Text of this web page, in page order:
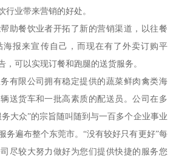
行业带来营销的好处。
助餐饮业者开拓了新的营销渠道，以往餐
海报来宣传自己，而现在有了外卖订购平
，可以实现订餐和跑腿的送货服务。
有限公司拥有稳定提供的蔬菜鲜肉禽类海
送货车和一批高素质的配送员。公司在多
大众”的宗旨随叫随到与一百多个企业事业
务遍布整个东莞市。“没有较好只有更好”每
尽较大努力做好为您们提供快捷的服务您